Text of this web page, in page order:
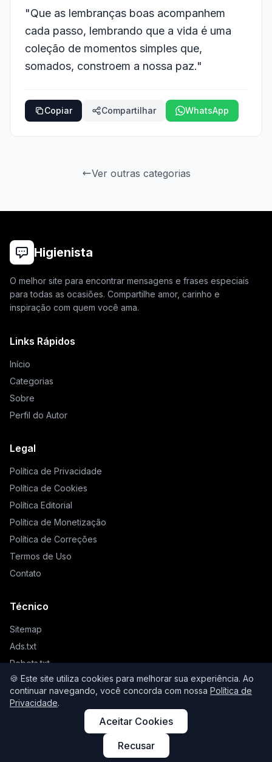
🍪 Este site utiliza cookies para melhorar sua experiência. Ao
continuar navegando, você concorda com nossa Política de
Privacidade.
Aceitar Cookies
Recusar
"Que as lembranças boas acompanhem
cada passo, lembrando que a vida é uma
coleção de momentos simples que,
somados, constroem a nossa paz."
Copiar Compartilhar WhatsApp
Ver outras categorias
Higienista
O melhor site para encontrar mensagens e frases especiais
para todas as ocasiões. Compartilhe amor, carinho e
inspiração com quem você ama.
Links Rápidos
Início
Categorias
Sobre
Perfil do Autor
Legal
Política de Privacidade
Política de Cookies
Política Editorial
Política de Monetização
Política de Correções
Termos de Uso
Contato
Técnico
Sitemap
Ads.txt
Robots.txt
Llms.txt
© 2026 Higienista. Todos os direitos reservados.